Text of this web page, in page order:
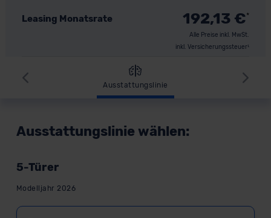
Leasing Monatsrate 192,13 €*
Alle Preise inkl. MwSt.
inkl. Versicherungssteuer¹
Ausstattungslinie
Ausstattungslinie wählen:
5-Türer
Modelljahr 2026